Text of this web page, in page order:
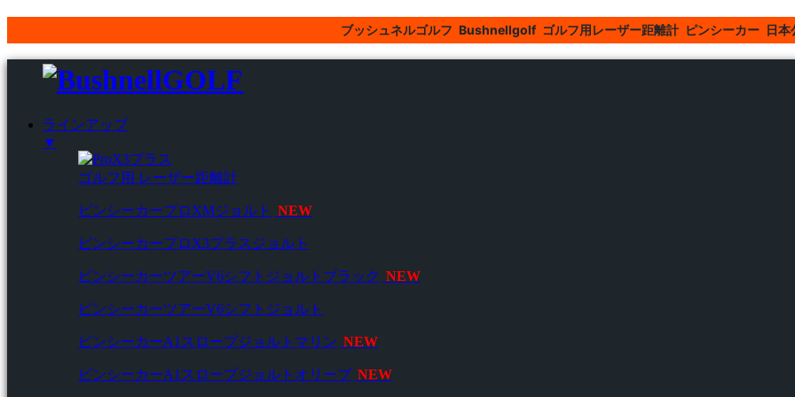
ブッシュネルゴルフ Bushnellgolf ゴルフ用レーザー距離計 ピンシーカー 日本
ラインアップ
▼
ゴルフ用 レーザー距離計
ピンシーカープロXMジョルト NEW
ピンシーカープロX3プラスジョルト
ピンシーカーツアーV6シフトジョルトブラック NEW
ピンシーカーツアーV6シフトジョルト
ピンシーカーA1スロープジョルトマリン NEW
ピンシーカーA1スロープジョルトオリーブ NEW